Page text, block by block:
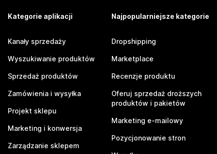
Kategorie aplikacji
Kanały sprzedaży
Wyszukiwanie produktów
Sprzedaż produktów
Zamówienia i wysyłka
Projekt sklepu
Marketing i konwersja
Zarządzanie sklepem
Najpopularniejsze kategorie
Dropshipping
Marketplace
Recenzje produktu
Oferuj sprzedaż droższych
produktów i pakietów
Marketing e-mailowy
Pozycjonowanie stron